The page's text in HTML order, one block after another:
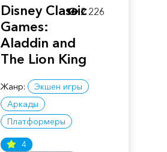
Disney Classic
Games:
Aladdin and
The Lion King
Жанр:
Экшен игры
Аркады
Платформеры
4
2 226